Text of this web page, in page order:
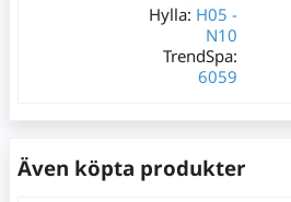
Hylla: H05 -
N10
TrendSpa:
6059
195 kr
Varav moms:
Även köpta produkter